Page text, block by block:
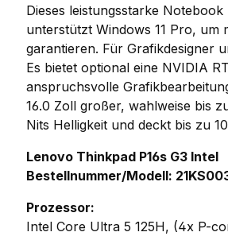
Dieses leistungsstarke
unterstützt Windows 11 Pro, um
garantieren. Für Grafikdesigner
Es bietet optional eine NVIDIA
anspruchsvolle
16.0 Zoll großer, wahlweise bis
Nits Helligkeit und deckt bis zu
Lenovo Thinkpad P16s G3 Intel
Bestellnummer/Modell:
Prozessor:
Intel Core Ultra 5 125H, (4x P-